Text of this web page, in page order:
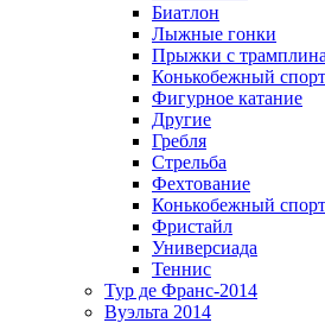
Биатлон
Лыжные гонки
Прыжки с трамплина
Конькобежный спорт
Фигурное катание
Другие
Гребля
Стрельба
Фехтование
Конькобежный спорт
Фристайл
Универсиада
Теннис
Тур де Франс-2014
Вуэльта 2014